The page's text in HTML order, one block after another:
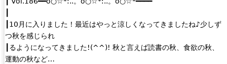
┃10月に入りました！最近はやっと涼しくなってきましたね♪少しず
つ秋を感じられ
┃るようになってきました!(^^)! 秋と言えば読書の秋、食欲の秋、
運動の秋など…